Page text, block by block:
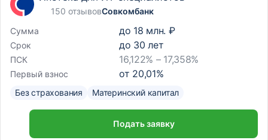
150 отзывовСовкомбанк
Сумма
до 18 млн. ₽
Срок до 30 лет
ПСК 16,122% – 17,358%
Первый взнос от 20,01%
Без страхования Материнский капитал
Подать заявку